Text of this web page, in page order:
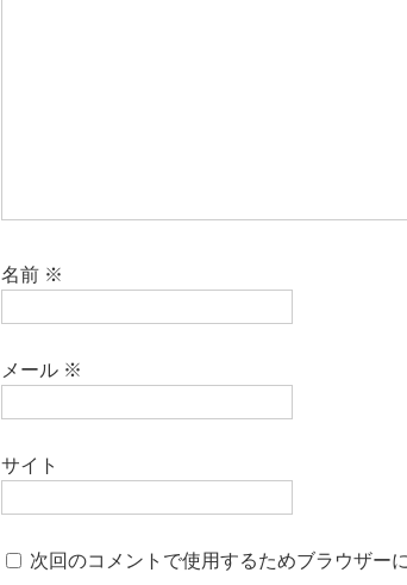
名前 ※
メール ※
サイト
次回のコメントで使用するためブラウザー